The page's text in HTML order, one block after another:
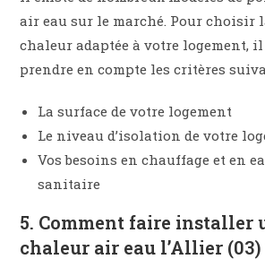
air eau sur le marché. Pour choisir
chaleur adaptée à votre logement,
prendre en compte les critères
La surface de votre logement
Le niveau d’isolation de votre
Vos besoins en chauffage et en
sanitaire
5. Comment faire installer
chaleur air eau l’Allier (03)